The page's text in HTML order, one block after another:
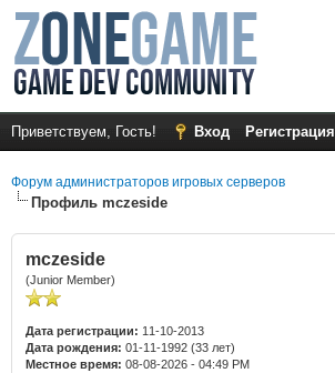
Приветствуем, Гость! Вход Регистрация
Форум администраторов игровых серверов
Профиль mczeside
mczeside
(Junior Member)
Дата регистрации: 11-10-2013
Дата рождения: 01-11-1992 (33 лет)
Местное время: 08-08-2026 - 04:49 PM